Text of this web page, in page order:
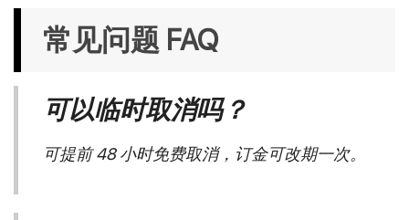
常见问题 FAQ
可以临时取消吗？
可提前 48 小时免费取消，订金可改期一次。